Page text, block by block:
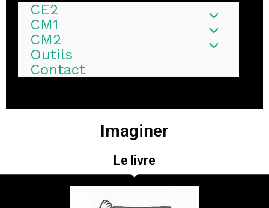
CE2
CM1
CM2
Outils
Contact
Imaginer
Le livre